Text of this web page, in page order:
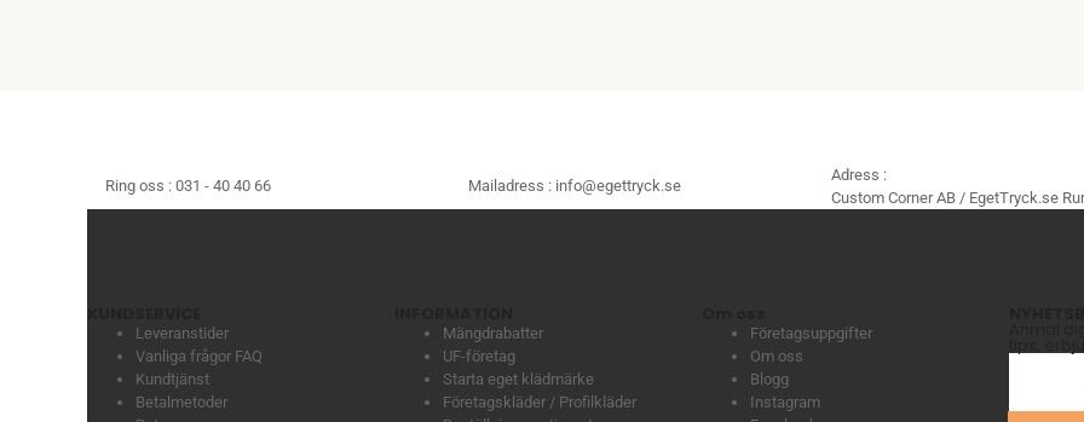
Ring oss : 031 - 40 40 66 Mailadress : info@egettryck.se
Adress :
Custom Corner AB / EgetTryck.se
Leveranstider
Vanliga frågor FAQ
Kundtjänst
Betalmetoder
Mängdrabatter
UF-företag
Starta eget klädmärke
Företagskläder / Profilkläder
Företagsuppgifter
Om oss
Blogg
Instagram